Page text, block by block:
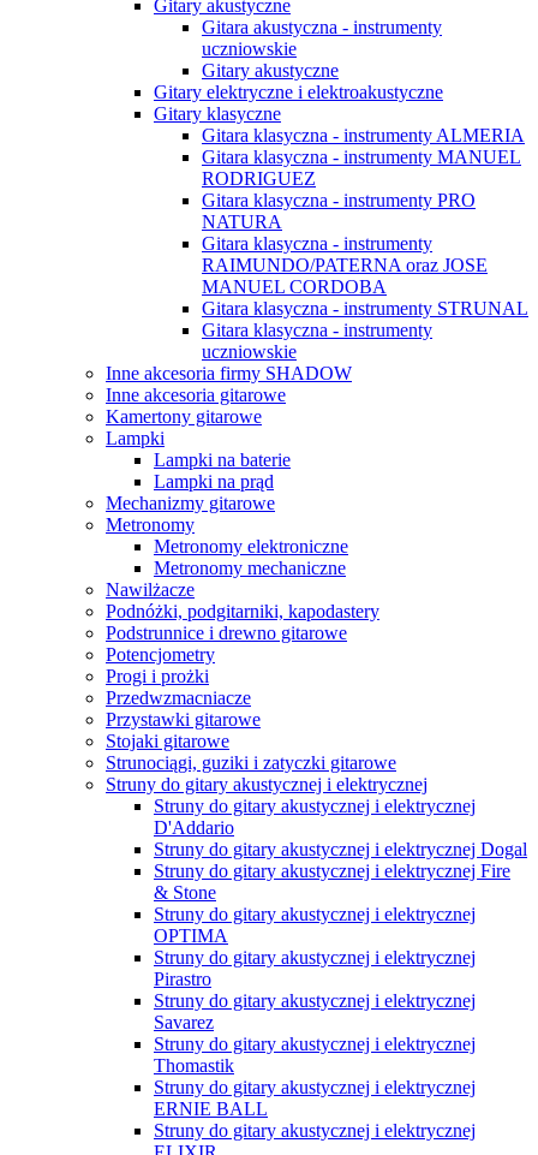
Gitary akustyczne
Gitara akustyczna - instrumenty
uczniowskie
Gitary akustyczne
Gitary elektryczne i elektroakustyczne
Gitary klasyczne
Gitara klasyczna - instrumenty ALMERIA
Gitara klasyczna - instrumenty MANUEL
RODRIGUEZ
Gitara klasyczna - instrumenty PRO
NATURA
Gitara klasyczna - instrumenty
RAIMUNDO/PATERNA oraz JOSE
MANUEL CORDOBA
Gitara klasyczna - instrumenty STRUNAL
Gitara klasyczna - instrumenty
uczniowskie
Inne akcesoria firmy SHADOW
Inne akcesoria gitarowe
Kamertony gitarowe
Lampki
Lampki na baterie
Lampki na prąd
Mechanizmy gitarowe
Metronomy
Metronomy elektroniczne
Metronomy mechaniczne
Nawilżacze
Podnóżki, podgitarniki, kapodastery
Podstrunnice i drewno gitarowe
Potencjometry
Progi i prożki
Przedwzmacniacze
Przystawki gitarowe
Stojaki gitarowe
Strunociągi, guziki i zatyczki gitarowe
Struny do gitary akustycznej i elektrycznej
Struny do gitary akustycznej i elektrycznej
D'Addario
Struny do gitary akustycznej i elektrycznej Dogal
Struny do gitary akustycznej i elektrycznej Fire
& Stone
Struny do gitary akustycznej i elektrycznej
OPTIMA
Struny do gitary akustycznej i elektrycznej
Pirastro
Struny do gitary akustycznej i elektrycznej
Savarez
Struny do gitary akustycznej i elektrycznej
Thomastik
Struny do gitary akustycznej i elektrycznej
ERNIE BALL
Struny do gitary akustycznej i elektrycznej